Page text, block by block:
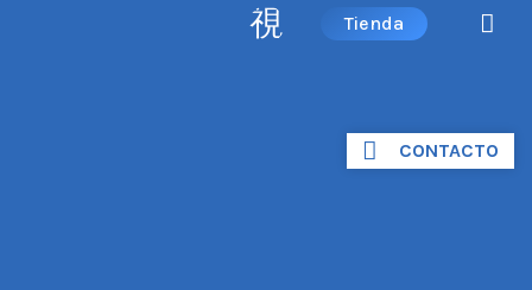
Tienda
CONTACTO